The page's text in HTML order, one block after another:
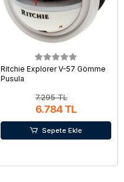
Ritchie Explorer V-57 Gömme
Pusula
7.295 TL
6.784 TL
Sepete Ekle